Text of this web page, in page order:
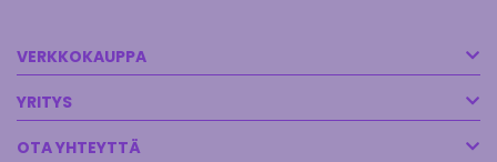
VERKKOKAUPPA
YRITYS
OTA YHTEYTTÄ